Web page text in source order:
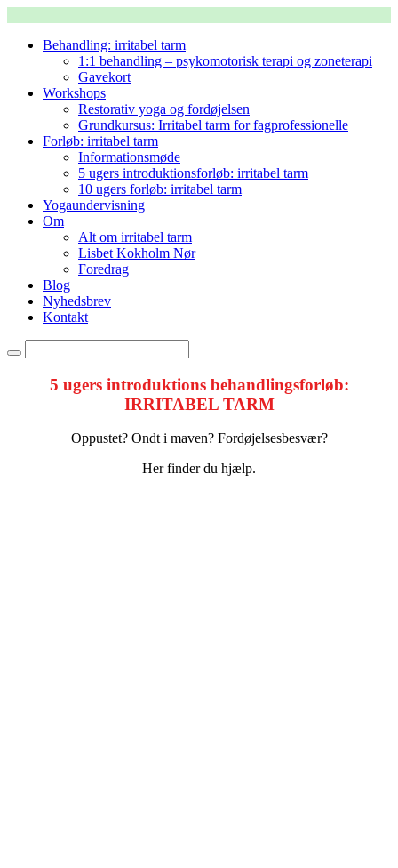
Behandling: irritabel tarm
1:1 behandling – psykomotorisk terapi og zoneterapi
Gavekort
Workshops
Restorativ yoga og fordøjelsen
Grundkursus: Irritabel tarm for fagprofessionelle
Forløb: irritabel tarm
Informationsmøde
5 ugers introduktionsforløb: irritabel tarm
10 ugers forløb: irritabel tarm
Yogaundervisning
Om
Alt om irritabel tarm
Lisbet Kokholm Nør
Foredrag
Blog
Nyhedsbrev
Kontakt
5 ugers introduktions behandlingsforløb:
IRRITABEL TARM
Oppustet? Ondt i maven? Fordøjelsesbesvær?
Her finder du hjælp.